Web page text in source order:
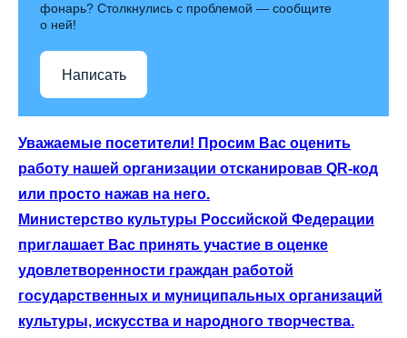
фонарь? Столкнулись с проблемой — сообщите
о ней!
Написать
Уважаемые посетители! Просим Вас оценить
работу нашей организации отсканировав QR-код
или просто нажав на него.
Министерство культуры Российской Федерации
приглашает Вас принять участие в оценке
удовлетворенности граждан работой
государственных и муниципальных организаций
культуры, искусства и народного творчества.